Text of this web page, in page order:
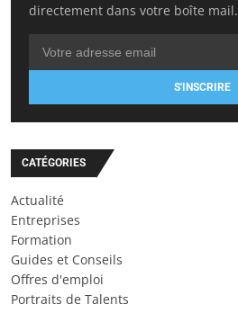
directement dans votre boîte mail.
S'INSCRIRE
CATÉGORIES
Actualité
Entreprises
Formation
Guides et Conseils
Offres d'emploi
Portraits de Talents